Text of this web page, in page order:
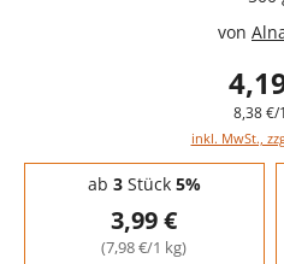
von
8,38 €/
inkl. MwSt.,
Staffelpreise - Mengenrabatt
ab 3Stück 5%
3,99 €
(7,98 €/1 kg)